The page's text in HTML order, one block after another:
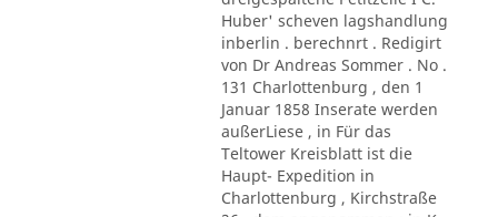
Huber' scheven lagshandlung
inberlin . berechnrt . Redigirt
von Dr Andreas Sommer . No .
131 Charlottenburg , den 1
Januar 1858 Inserate werden
außerLiese , in Für das
Teltower Kreisblatt ist die
Haupt- Expedition in
Charlottenburg , Kirchstraße